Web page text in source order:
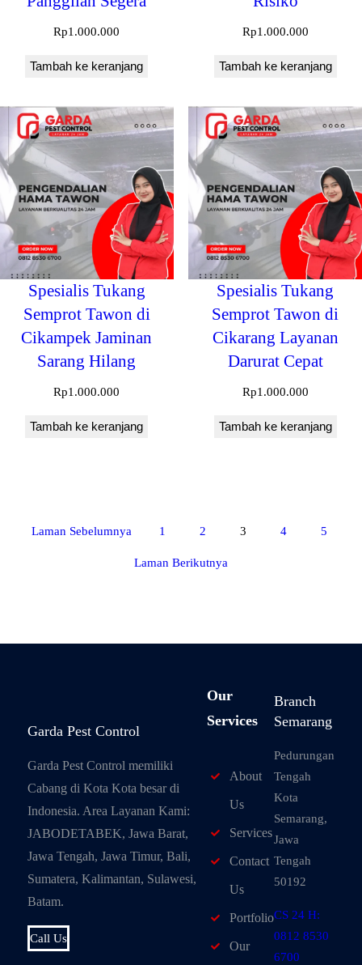
Rp1.000.000
Tambah ke keranjang
Rp1.000.000
Tambah ke keranjang
Spesialis Tukang
Semprot Tawon di
Cikampek Jaminan
Sarang Hilang
Rp1.000.000
Tambah ke keranjang
Spesialis Tukang
Semprot Tawon di
Cikarang Layanan
Darurat Cepat
Rp1.000.000
Tambah ke keranjang
Laman Sebelumnya 1 2 3 4 5
Laman Berikutnya
Garda Pest Control
Garda Pest Control memiliki
Cabang di Kota Kota besar di
Indonesia. Area Layanan Kami:
JABODETABEK, Jawa Barat,
Jawa Tengah, Jawa Timur, Bali,
Sumatera, Kalimantan, Sulawesi,
Batam.
Call Us
Our
Services
About
Us
Services
Contact
Us
Portfolio
Our
Branch
Semarang
Pedurungan
Tengah
Kota
Semarang,
Jawa
Tengah
50192
CS 24 H:
0812 8530
6700